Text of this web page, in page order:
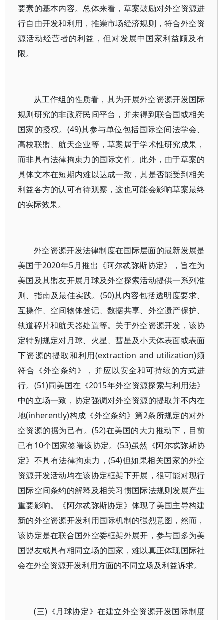
要素的基本内容。总体来看，草案鼓励对外空资源进
行自由开发和利用，推崇市场经济规则，符合外空资
源活动经营者的利益，但对发展中国家利益顾及有
限。
从工作组的性质看，其为开展外空资源开发国际
规则研究的非政府民间平台，并未得到联合国或相关
国家的授权。(49)其参与单位包括国际空间法学会、
高校联盟、航天企业等，草案属于学术性研究成果，
而非具有法律拘束力的国际文件。此外，由于草案的
具体文本在短期内难以达成一致，其是否能受到相关
利益各方的认可有待观察，这也可能会影响草案最终
的实际效果。
外空资源开发法律制度在国际层面的最新发展是
美国于2020年5月推出《阿尔忒弥斯协定》，旨在为
美国及其盟友开展月球及外空探索活动提供一系列准
则、指南及最佳实践。(50)其内容包括透明度要求、
互操作、空间物体登记、数据共享、外空遗产保护、
轨道碎片和航天器处置等。关于外空资源开发，该协
定特别规定对月球、火星、彗星及小天体表面或表面
下资源的提取和利用(extraction and utilization)须
符合《外空条约》，并应以安全和可持续的方式进
行。(51)同美国在《2015年外空资源探索与利用法》
中的立场一致，协定强调对外空资源的提取并不内在
地(inherently)构成《外空条约》第2条所规定的对外
空资源的据为己有。(52)在美国的大力推动下，目前
已有10个国家签署该协定。(53)虽然《阿尔忒弥斯协
定》不具有法律拘束力，(54)但如果相关国家的外空
资源开发活动均在该协定框架下开展，很可能对现行
国际空间条约的解释及相关习惯国际法规则发展产生
重要影响。《阿尔忒弥斯协定》体现了美国主导构建
新的外空资源开发利用国际机制的强烈意图，然而，
该协定是在联合国外空委框架外展开，参与国多为美
国盟友或具有相同立场的国家，难以真正体现国际社
会在外空资源开发利用方面的不同立场及利益诉求。
(三)《月球协定》在建立外空资源开发国际制度